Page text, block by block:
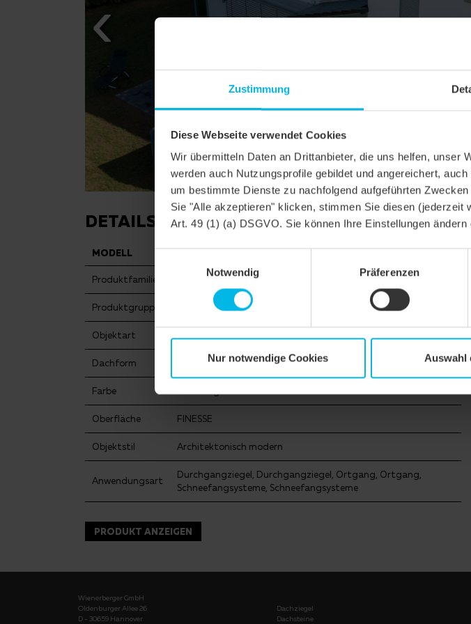
Zustimmung
Diese Webseite verwendet Cookies
Wir übermitteln Daten an Drittanbieter, die uns helfen, unser
werden auch Nutzungsprofile gebildet und angereichert,
um bestimmte Dienste zu nachfolgend aufgeführten
Sie "Alle akzeptieren" klicken, stimmen Sie diesen
Art. 49 (1) (a) DSGVO. Sie können Ihre Einstellungen
Notwendig
Präferenzen
Nur notwendige Cookies Auswahl
DETAILS
MODELL
Produktfamilie Glattziegel
Produktgruppe Dachziegel
Objektart
Dachform Pultdach
Farbe
Oberfläche FINESSE
Objektstil Architektonisch modern
Anwendungsart
Durchgangziegel, Durchgangziegel, Ortgang, Ortgang,
Schneefangsysteme, Schneefangsysteme
PRODUKT ANZEIGEN
Wienerberger GmbH
Oldenburger Allee 26
D - 30659 Hannover
Dachziegel
Dachsteine